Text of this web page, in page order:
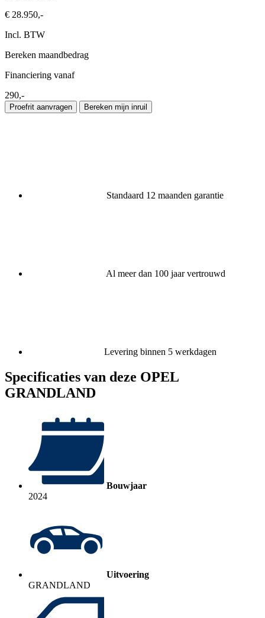
€ 28.950,-
Incl. BTW
Bereken maandbedrag
Financiering vanaf
290,-
Proefrit aanvragen Bereken mijn inruil
Standaard 12 maanden garantie
Al meer dan 100 jaar vertrouwd
​​Levering binnen 5 werkdagen
Specificaties van deze OPEL
GRANDLAND
Bouwjaar
2024
Uitvoering
GRANDLAND